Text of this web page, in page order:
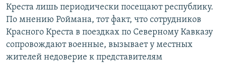
Креста лишь периодически посещают республику.
По мнению Роймана, тот факт, что сотрудников
Красного Креста в поездках по Северному Кавказу
сопровождают военные, вызывает у местных
жителей недоверие к представителям